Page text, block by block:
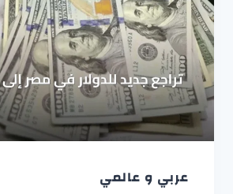
عربي و عالمي